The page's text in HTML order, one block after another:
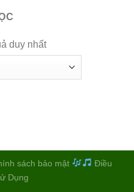
duy nhất
sách bảo mật
Điều
Dụng